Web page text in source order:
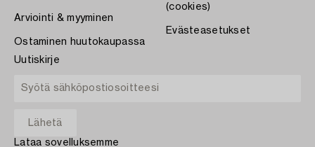
Arviointi & myyminen
Ostaminen huutokaupassa
(cookies)
Evästeasetukset
Uutiskirje
Lataa sovelluksemme